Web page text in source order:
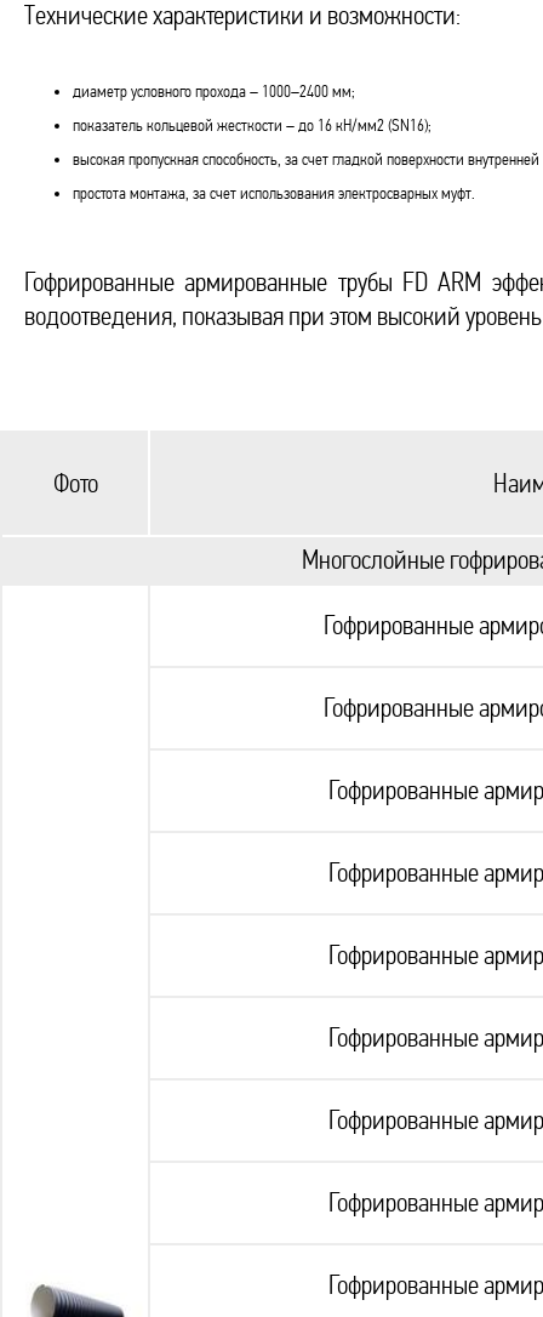
Технические характеристики и возможности:
диаметр условного прохода – 1000–2400 мм;
показатель кольцевой жесткости – до 16 кН/мм2 (SN16);
высокая пропускная способность, за счет гладкой поверхности
простота монтажа, за счет использования электросварных муфт.
Гофрированные армированные трубы FD ARM
водоотведения, показывая при этом высокий
Фото
Многослойные
Гофрированные
Гофрированные
Гофрированные
Гофрированные
Гофрированные
Гофрированные
Гофрированные
Гофрированные
Гофрированные